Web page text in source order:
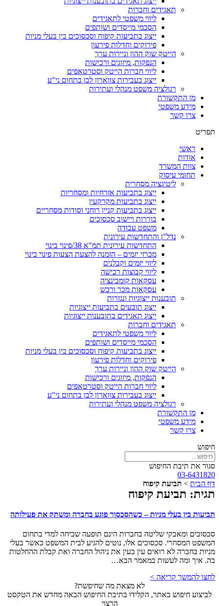
תאגידים וחברות
ליווי משפטי לתאגידים
​הסכמי מייסדים ושותפים
​ייצוג בתביעות קיפוח וסכסוכים בין בעלי מניות
פירוקים וחדלות פירעון
הייטק שוק ההון וניירות ערך
הנפקות, מיזוגים ורכישות
ליווי חברות הייטק וסטרטאפים
ייצוג בעבירות צווארון לבן בתחום ני"ע
רגולציה משפט מנהלי ועתירות
מן התקשורת
מידע משפטי
צרו קשר
תפריט
ראשי
אודות
צוות המשרד
תחומי עיסוק
ליטיגציה מסחרית
ייצוג בתביעות אזרחיות ומסחריות
ייצוג בתביעות מקרקעין
ייצוג בתביעות קניין רוחני וסודות מסחריים
בוררות ויישוב סכסוכים
משפט עבודה
נדל"ן והתחדשות עירונית
התחדשות עירונית תמ"א 38/פינוי בינוי
מכרזי יזמים – הזמנה להצעת הצעות פינוי בינוי
ליווי יזמים וקבלנים
ליווי קבוצות רכישה
עסקאות קומבינציה
עסקאות מכר ורכש
תובענות ייצוגיות ונגזרות
ייצוג תובעים בתביעות ייצוגיות
ייצוג תאגידים בתובענות ייצוגיות
תאגידים וחברות
ליווי משפטי לתאגידים
​הסכמי מייסדים ושותפים
​ייצוג בתביעות קיפוח וסכסוכים בין בעלי מניות
פירוקים וחדלות פירעון
הייטק שוק ההון וניירות ערך
הנפקות, מיזוגים ורכישות
ליווי חברות הייטק וסטרטאפים
ייצוג בעבירות צווארון לבן בתחום ני"ע
רגולציה משפט מנהלי ועתירות
מן התקשורת
מידע משפטי
צרו קשר
חיפוש
סגור את תיבת החיפוש
03-6431820
דף הבית > תביעת קיפוח
תגית: תביעת קיפוח
תביעות בין בעלי מניות – כשהסכסוך פוגע בחברה ומשתק את פעילותה
סכסוכים ומאבקי שליטה בחברות הינם תופעה שכיחה למדי בתחום
המשפט המסחרי. סכסוכים אלו, נוטים להגיע לבית המשפט כאשר בעלי
מניות בחברה לא רואים עין בעין את ניהול החברה ואת קבלת ההחלטות
בה. איך ומה לעשות במאמר הבא…
לחצו להמשך קריאה >
לא מצאת מה שחיפשת?
לביצוע חיפוש באתר, הקלידו בתיבת החיפוש הבאה מחדש את הטקסט
הרצוי